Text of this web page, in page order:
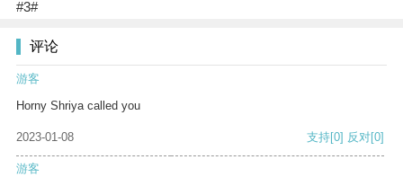
#3#
评论
游客
Horny Shriya called you
2023-01-08 支持[0] 反对[0]
游客